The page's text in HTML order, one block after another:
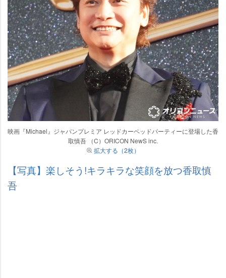
映画『Michael』ジャパンプレミア レッドカーペッドパーティーに登場した香
取慎吾 （C）ORICON NewS inc.
拡大する（2枚）
【写真】楽しそう!キラキラな笑顔を放つ香取慎
吾